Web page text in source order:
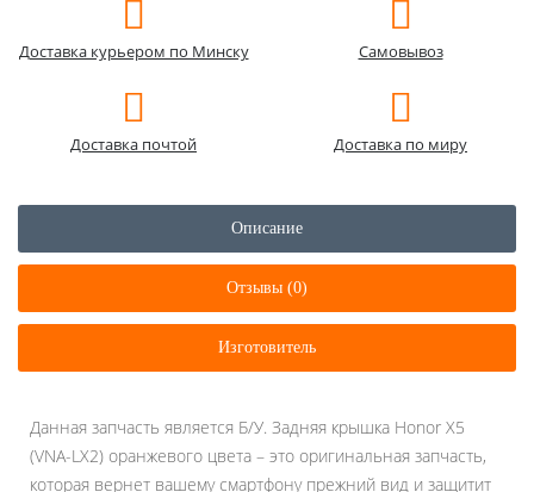
Доставка курьером по Минску Самовывоз
Доставка почтой Доставка по миру
Описание
Отзывы (0)
Изготовитель
Данная запчасть является Б/У. Задняя крышка Honor X5
(VNA-LX2) оранжевого цвета – это оригинальная запчасть,
которая вернет вашему смартфону прежний вид и защитит